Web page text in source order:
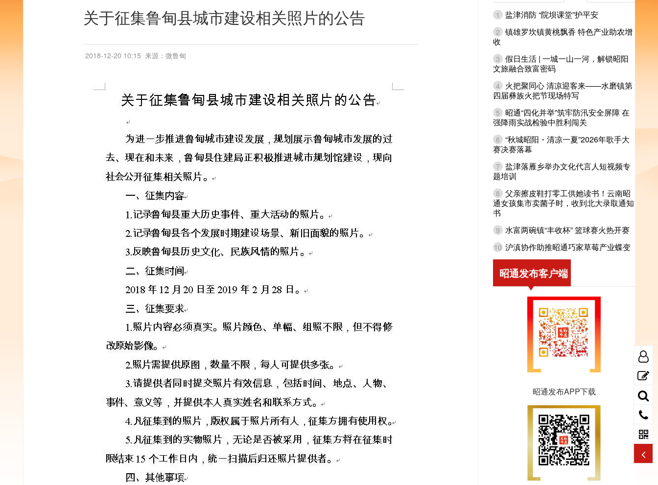
关于征集鲁甸县城市建设相关照片的公告
2018-12-20 10:15 来源：微鲁甸
1 盐津消防 “院坝课堂”护平安
2 镇雄罗坎镇黄桃飘香 特色产业助农增
收
3 假日生活 | 一城一山一河，解锁昭阳
文旅融合致富密码
4
火把聚同心 清凉迎客来——水磨镇第
四届彝族火把节现场特写
5
昭通“四化并举”筑牢防汛安全屏障 在
强降雨实战检验中胜利闯关
6 “秋城昭阳・清凉一夏”2026年歌手大
赛决赛落幕
7 盐津落雁乡举办文化代言人短视频专
题培训
8 父亲擦皮鞋打零工供她读书！云南昭
通女孩集市卖菌子时，收到北大录取通知
书
9 水富两碗镇“丰收杯” 篮球赛火热开赛
10 沪滇协作助推昭通巧家草莓产业蝶变
昭通发布客户端
昭通发布APP下载